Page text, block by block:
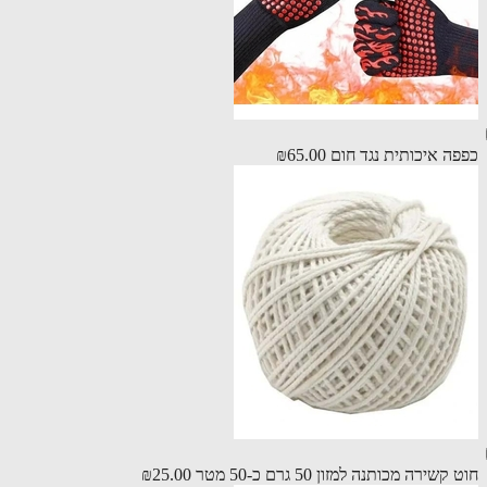
איכותית נגד חום ₪65.00
מכותנה למזון 50 גרם כ-50 מטר ₪25.00